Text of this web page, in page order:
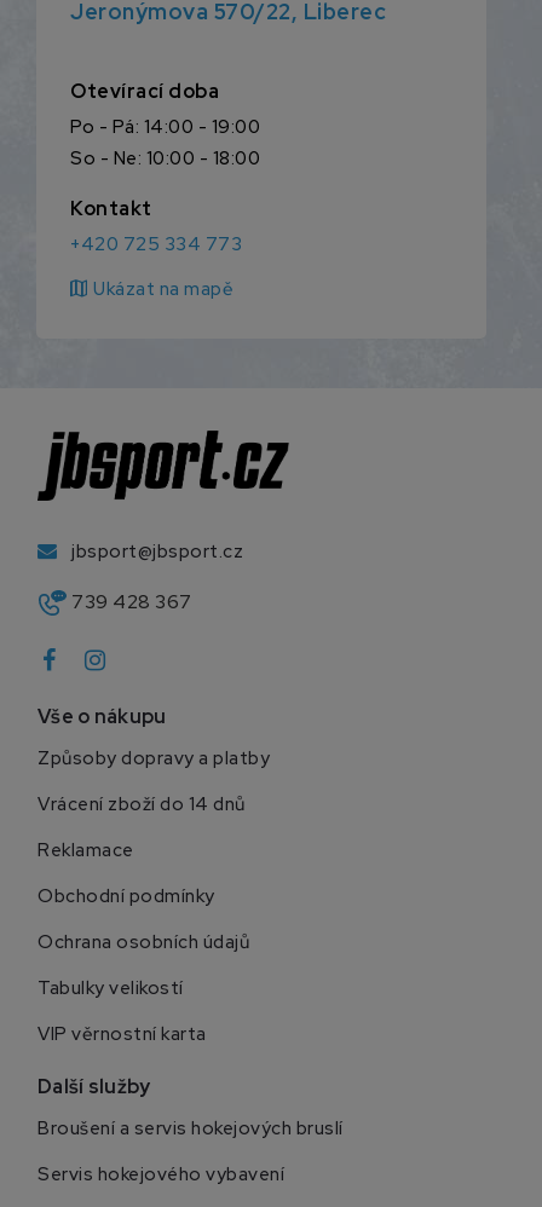
Jeronýmova 570/22, Liberec
Otevírací doba
Po - Pá: 14:00 - 19:00
So - Ne: 10:00 - 18:00
Kontakt
+420 725 334 773
map Ukázat na mapě
jbsport@jbsport.cz
739 428 367
Vše o nákupu
Způsoby dopravy a platby
Vrácení zboží do 14 dnů
Reklamace
Obchodní podmínky
Ochrana osobních údajů
Tabulky velikostí
VIP věrnostní karta
Další služby
Broušení a servis hokejových bruslí
Servis hokejového vybavení